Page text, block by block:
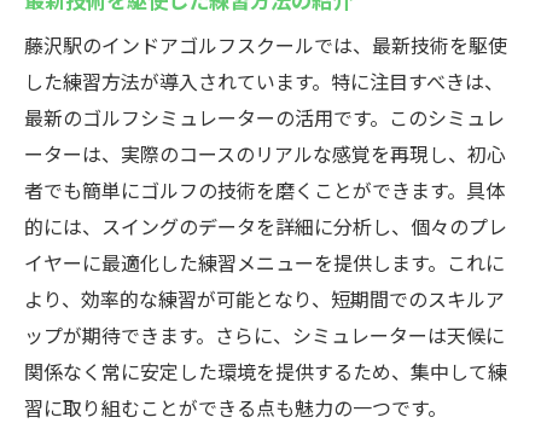
藤沢駅のインドアゴルフスクールでは、最新技術を駆使
した練習方法が導入されています。特に注目すべきは、
最新のゴルフシミュレーターの活用です。このシミュレ
ーターは、実際のコースのリアルな感覚を再現し、初心
者でも簡単にゴルフの技術を磨くことができます。具体
的には、スイングのデータを詳細に分析し、個々のプレ
イヤーに最適化した練習メニューを提供します。これに
より、効率的な練習が可能となり、短期間でのスキルア
ップが期待できます。さらに、シミュレーターは天候に
関係なく常に安定した環境を提供するため、集中して練
習に取り組むことができる点も魅力の一つです。